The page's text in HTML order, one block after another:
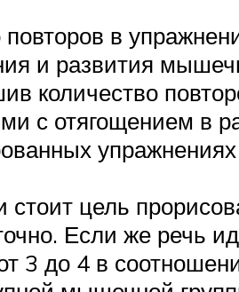
в
и развития
количество
с отягощением в
цель
Если же речь
3 до 4 в